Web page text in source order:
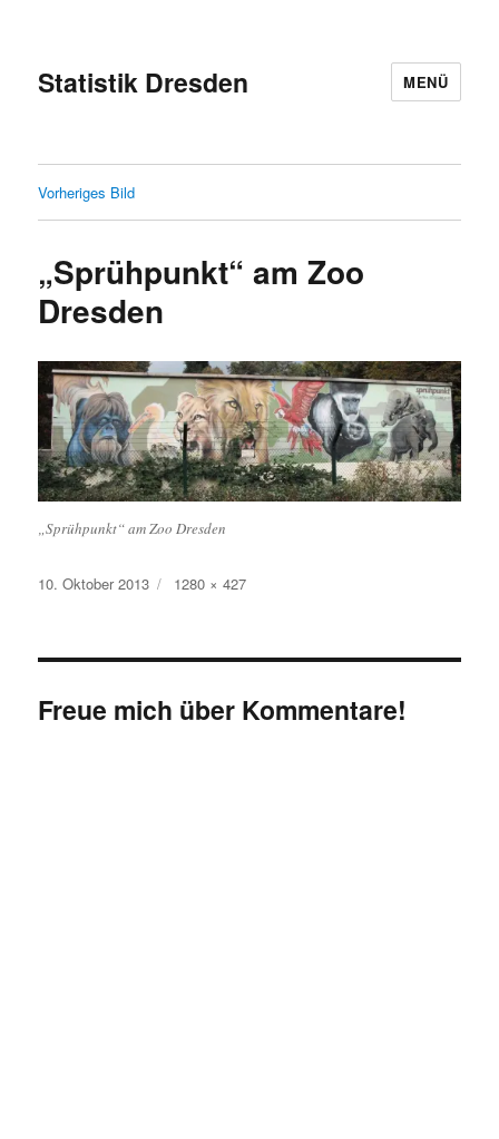
Statistik Dresden MENÜ
Vorheriges Bild
„Sprühpunkt“ am Zoo
Dresden
„Sprühpunkt“ am Zoo Dresden
Veröffentlicht
10. Oktober 2013 Originalgröße
1280 × 427
Freue mich über Kommentare!